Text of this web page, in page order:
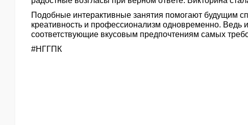
Подобные интерактивные занятия помогают будущим
креативность и профессионализм одновременно. Ведь
соответствующие вкусовым предпочтениям самых
#НГГПК